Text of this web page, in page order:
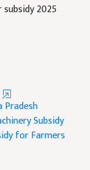
2025
Pradesh
Subsidy
for Farmers